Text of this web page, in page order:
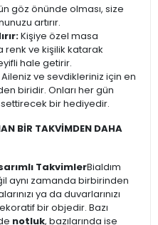
göz önünde olması, size
artırır.
Kişiye özel masa
renk ve kişilik katarak
hale getirir.
Aileniz ve sevdikleriniz için en
biridir. Onları her gün
bir hediyedir.
BİR TAKVİMDEN DAHA
TakvimlerBialdım
aynı zamanda birbirinden
ya da duvarlarınızı
bir objedir. Bazı
notluk, bazılarında ise